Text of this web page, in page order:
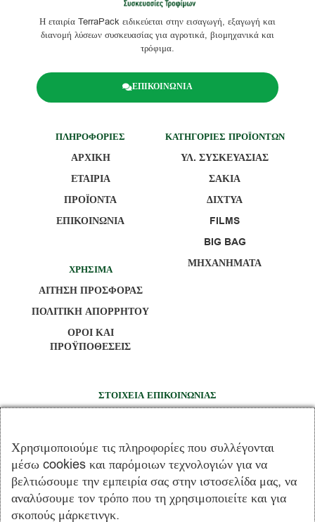
Η εταιρία TerraPack ειδικεύεται στην εισαγωγή, εξαγωγή και
διανομή λύσεων συσκευασίας για αγροτικά, βιομηχανικά και
τρόφιμα.
ΕΠΙΚΟΙΝΩΝΙΑ
ΠΛΗΡΟΦΟΡΙΕΣ
ΑΡΧΙΚΗ
ΕΤΑΙΡΙΑ
ΠΡΟΪΟΝΤΑ
ΕΠΙΚΟΙΝΩΝΙΑ
ΧΡΗΣΙΜΑ
ΑΙΤΗΣΗ ΠΡΟΣΦΟΡΑΣ
ΠΟΛΙΤΙΚΗ ΑΠΟΡΡΗΤΟΥ
ΟΡΟΙ ΚΑΙ
ΠΡΟΫΠΟΘΕΣΕΙΣ
ΚΑΤΗΓΟΡΙΕΣ ΠΡΟΪΟΝΤΩΝ
ΥΛ. ΣΥΣΚΕΥΑΣΙΑΣ
ΣΑΚΙΑ
ΔΙΧΤΥΑ
FILMS
BIG BAG
ΜΗΧΑΝΗΜΑΤΑ
ΣΤΟΙΧΕΙΑ ΕΠΙΚΟΙΝΩΝΙΑΣ
+30 22213 08054
+30 22623 07596
+30 22623 07597
info@terrapack.gr
Χρησιμοποιούμε τις πληροφορίες που συλλέγονται
μέσω cookies και παρόμοιων τεχνολογιών για να
βελτιώσουμε την εμπειρία σας στην ιστοσελίδα μας, να
αναλύσουμε τον τρόπο που τη χρησιμοποιείτε και για
σκοπούς μάρκετινγκ.